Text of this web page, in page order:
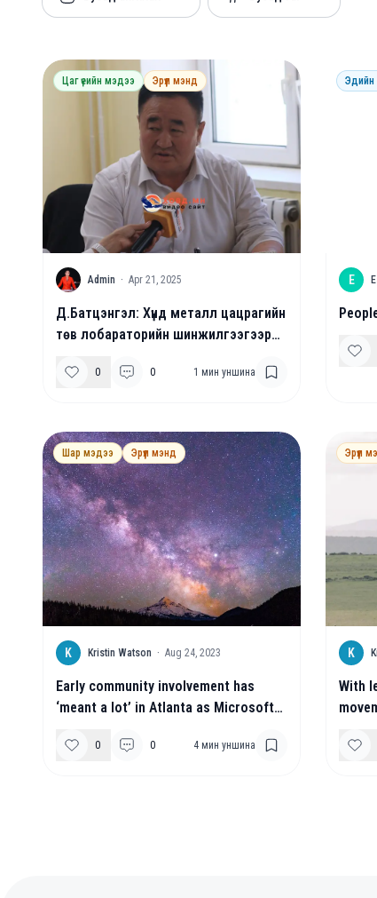
Цаг үеийн мэдээ Эрүүл мэнд
A Admin · Apr 21, 2025
Д.Батцэнгэл: Хүнд металл цацрагийн
төв лобараторийн шинжилгээгээр
0 0 1 мин уншина
Эдийн
E
Шар мэдээ Эрүүл мэнд
K Kristin Watson · Aug 24, 2023
Early community involvement has
‘meant a lot’ in Atlanta as Microsoft
0 0 4 мин уншина
Эрүүл
K
With